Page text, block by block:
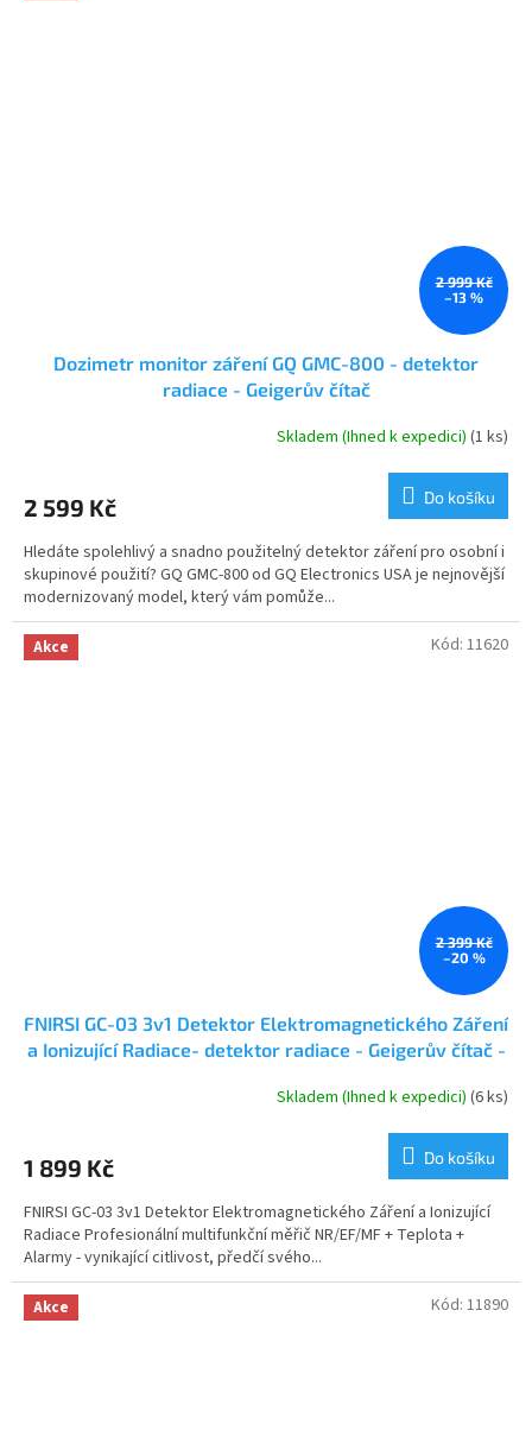
2 999 Kč
–13 %
Dozimetr monitor záření GQ GMC-800 - detektor
radiace - Geigerův čítač
je
z
5
hvězdiček.
Skladem (Ihned k expedici)(1 ks)
2 599 Kč Do košíku
Hledáte spolehlivý a snadno použitelný detektor záření pro osobní i
skupinové použití? GQ GMC-800 od GQ Electronics USA je nejnovější
modernizovaný model, který vám pomůže...
Akce
2 399 Kč
–20 %
FNIRSI GC-03 3v1 Detektor Elektromagnetického Záření
a Ionizující Radiace- detektor radiace - Geigerův čítač -
je
z
5
hvězdiček.
Skladem (Ihned k expedici)(6 ks)
1 899 Kč Do košíku
FNIRSI GC-03 3v1 Detektor Elektromagnetického Záření a Ionizující
Radiace Profesionální multifunkční měřič NR/EF/MF + Teplota +
Alarmy - vynikající citlivost, předčí svého...
Kód: 11620
Akce Kód: 11890